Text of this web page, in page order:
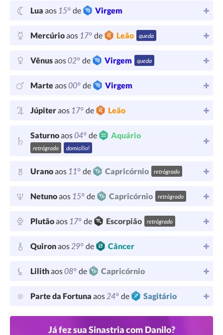
Lua aos 15° de Virgem
Mercúrioaos 17° de Leão queda
Vênusaos02° de Virgem queda
Marteaos00° de Virgem
Júpiteraos 17° de Leão
Saturnoaos04° de Aquário
retrógrado domicílio!
Uranoaos 11° de Capricórnio retrógrado
Netunoaos 15° de Capricórnio retrógrado
Plutãoaos 17° de Escorpião retrógrado
Quironaos29° de Câncer
Lilithaos08° de Capricórnio
Parte da Fortuna aos24° de Sagitário
Já fez sua Sinastria com Danilo?